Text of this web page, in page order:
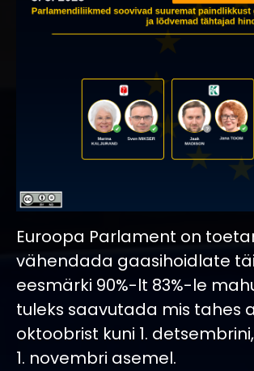
Euroopa Parlament on
vähendada gaasihoidlate
eesmärki 90%-lt 83%-le
tuleks saavutada mis tahes
oktoobrist kuni 1.
1. novembri asemel.